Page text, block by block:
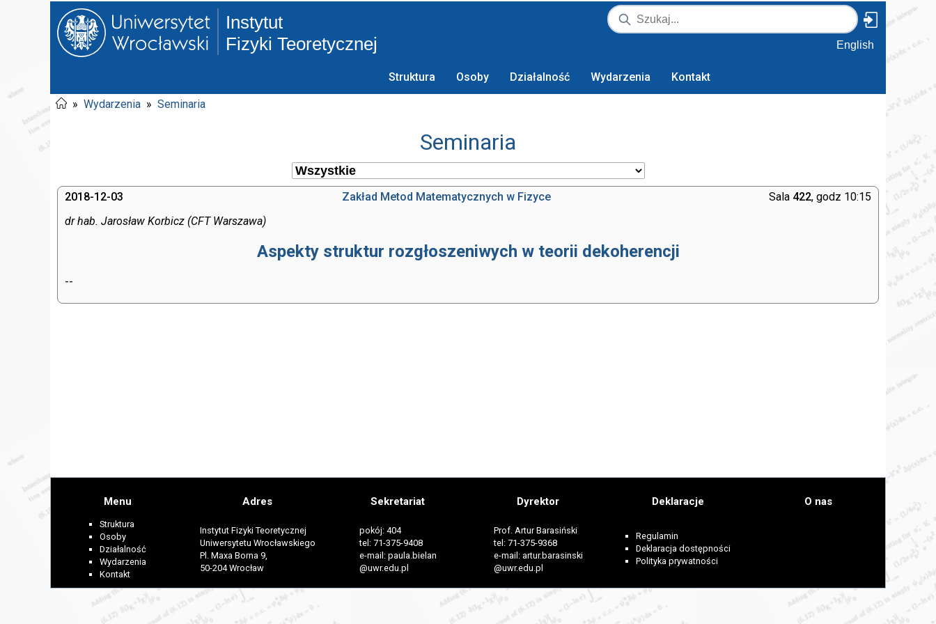
Instytut
Fizyki Teoretycznej
English
Struktura Osoby Działalność Wydarzenia Kontakt
» Wydarzenia » Seminaria
Seminaria
2018-12-03 Sala 422, godz 10:15
Zakład Metod Matematycznych w Fizyce
dr hab. Jarosław Korbicz (CFT Warszawa)
Aspekty struktur rozgłoszeniwych w teorii dekoherencji
--
Menu
Struktura
Osoby
Działalność
Wydarzenia
Kontakt
Adres
Instytut Fizyki Teoretycznej
Uniwersytetu Wrocławskiego
Pl. Maxa Borna 9,
50-204 Wrocław
Sekretariat
pokój: 404
tel: 71-375-9408
e-mail: paula.bielan
@uwr.edu.pl
Dyrektor
Prof. Artur Barasiński
tel: 71-375-9368
e-mail: artur.barasinski
@uwr.edu.pl
Deklaracje
Regulamin
Deklaracja dostępności
Polityka prywatności
O nas